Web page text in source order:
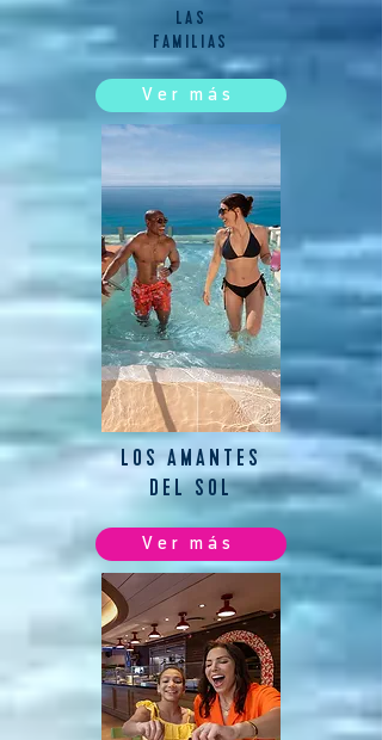
LAS
FAMILIAS
Ver más
LOS AMANTES
DEL SOL
Ver más